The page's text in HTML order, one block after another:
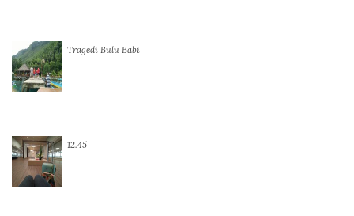
Tragedi Bulu Babi
12.45